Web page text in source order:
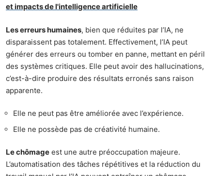
et impacts de l'intelligence artificielle
Les erreurs humaines, bien que réduites par l’IA, ne
disparaissent pas totalement. Effectivement, l’IA peut
générer des erreurs ou tomber en panne, mettant en péril
des systèmes critiques. Elle peut avoir des hallucinations,
c’est-à-dire produire des résultats erronés sans raison
apparente.
Elle ne peut pas être améliorée avec l’expérience.
Elle ne possède pas de créativité humaine.
Le chômage est une autre préoccupation majeure.
L’automatisation des tâches répétitives et la réduction du